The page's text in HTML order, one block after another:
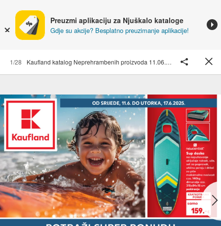
Preuzmi aplikaciju za Njuškalo kataloge
Gdje su akcije? Besplatno preuzimanje aplikacije!
1/28 Kaufland katalog Neprehrambenih proizvoda 11.06.-17.06.2025. Odabrane poslovnice